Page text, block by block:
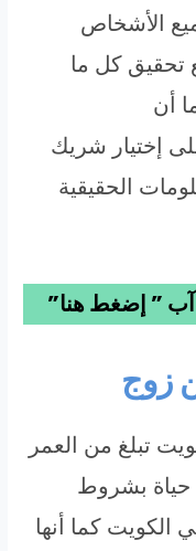
الأشخاص
تحقيق كل ما
أن
إختيار شريك
الحقيقية
” إضغط هنا”
زوج
تبلغ من العمر
حياة بشروط
الكويت كما أنها